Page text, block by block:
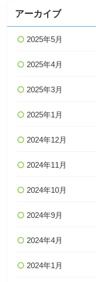
アーカイブ
2025年5月
2025年4月
2025年3月
2025年1月
2024年12月
2024年11月
2024年10月
2024年9月
2024年4月
2024年1月